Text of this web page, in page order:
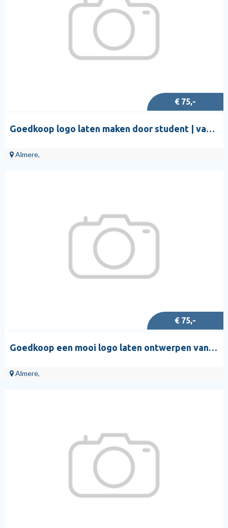
€ 75,-
Goedkoop logo laten maken door student | vanaf €75
Almere,
€ 75,-
Goedkoop een mooi logo laten ontwerpen vanaf €75,00 ex btw
Almere,